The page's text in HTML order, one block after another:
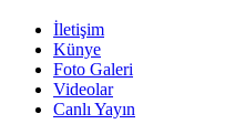
İletişim
Künye
Foto Galeri
Videolar
Canlı Yayın